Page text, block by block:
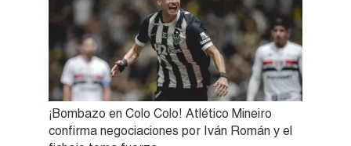
¡Bombazo en Colo Colo! Atlético Mineiro
confirma negociaciones por Iván Román y el